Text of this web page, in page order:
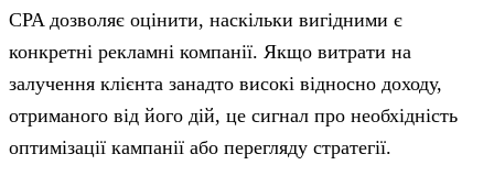
CPA дозволяє оцінити, наскільки вигідними є
конкретні рекламні компанії. Якщо витрати на
залучення клієнта занадто високі відносно доходу,
отриманого від його дій, це сигнал про необхідність
оптимізації кампанії або перегляду стратегії.